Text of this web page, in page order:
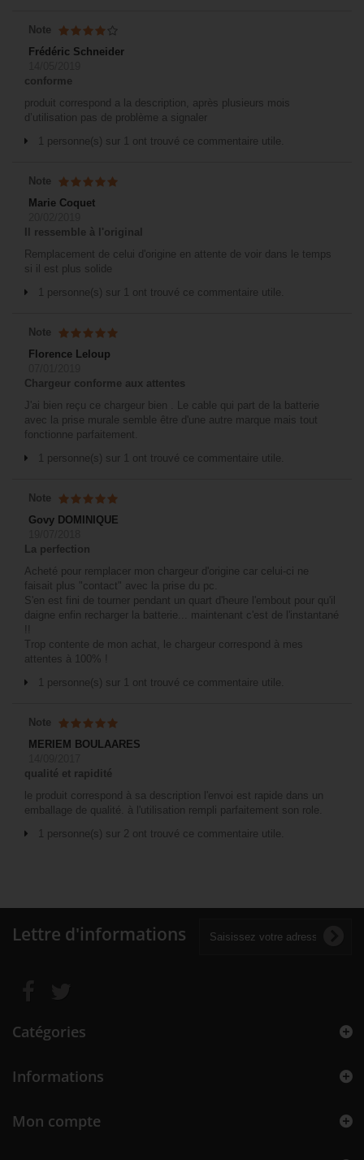
Note
Frédéric Schneider
conforme
produit correspond a la description, après plusieurs mois
d’utilisation pas de problème a signaler
1 personne(s) sur 1 ont trouvé ce commentaire utile.
Note
Marie Coquet
Il ressemble à l'original
Remplacement de celui d'origine en attente de voir dans le temps
si il est plus solide
1 personne(s) sur 1 ont trouvé ce commentaire utile.
Note
Florence Leloup
Chargeur conforme aux attentes
J'ai bien reçu ce chargeur bien . Le cable qui part de la batterie
avec la prise murale semble être d'une autre marque mais tout
fonctionne parfaitement.
1 personne(s) sur 1 ont trouvé ce commentaire utile.
Note
Govy DOMINIQUE
La perfection
Acheté pour remplacer mon chargeur d'origine car celui-ci ne
faisait plus "contact" avec la prise du pc.
S'en est fini de tourner pendant un quart d'heure l'embout pour qu'il
daigne enfin recharger la batterie... maintenant c'est de l'instantané
Trop contente de mon achat, le chargeur correspond à mes
attentes à 100% !
1 personne(s) sur 1 ont trouvé ce commentaire utile.
Note
MERIEM BOULAARES
qualité et rapidité
le produit correspond à sa description l'envoi est rapide dans un
emballage de qualité. à l'utilisation rempli parfaitement son role.
1 personne(s) sur 2 ont trouvé ce commentaire utile.
Lettre d'informations
Catégories
Informations
Mon compte